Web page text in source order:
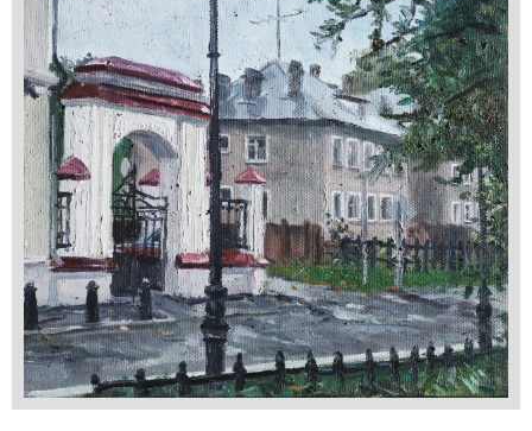
Волга и
левый берег
Время
года на
картине
Зима
Весна
Лето
Осень
Коллекция
музея